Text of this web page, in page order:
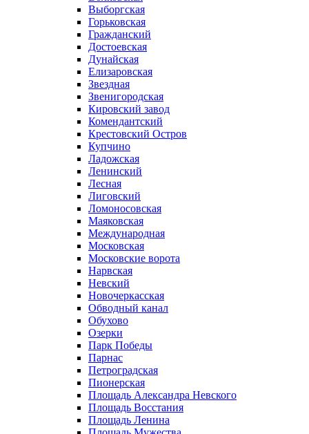
Выборгская
Горьковская
Гражданский
Достоевская
Дунайская
Елизаровская
Звездная
Звенигородская
Кировский завод
Комендантский
Крестовский Остров
Купчино
Ладожская
Ленинский
Лесная
Лиговский
Ломоносовская
Маяковская
Международная
Московская
Московские ворота
Нарвская
Невский
Новочеркасская
Обводный канал
Обухово
Озерки
Парк Победы
Парнас
Петроградская
Пионерская
Площадь Александра Невского
Площадь Восстания
Площадь Ленина